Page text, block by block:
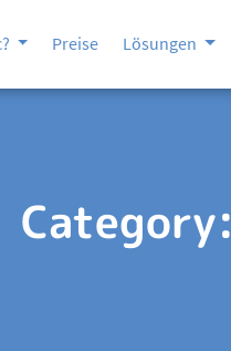
Preise Lösungen
Category: